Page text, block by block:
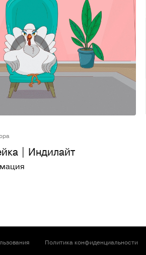
| Индилайт
Политика конфиденциальности